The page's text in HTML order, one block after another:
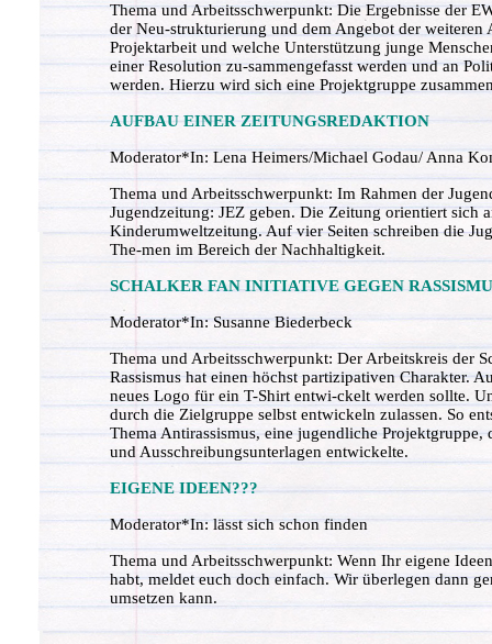
Thema und Arbeitsschwerpunkt: Die Ergebnisse der
der Neu-strukturierung und dem Angebot der weiteren
Projektarbeit und welche Unterstützung junge
einer Resolution zu-sammengefasst werden und an
werden. Hierzu wird sich eine Projektgruppe
AUFBAU EINER ZEITUNGSREDAKTION
Moderator*In: Lena Heimers/Michael Godau/ Anna
Thema und Arbeitsschwerpunkt: Im Rahmen der
Jugendzeitung: JEZ geben. Die Zeitung orientiert sich
Kinderumweltzeitung. Auf vier Seiten schreiben die
The-men im Bereich der Nachhaltigkeit.
SCHALKER FAN INITIATIVE GEGEN
Moderator*In: Susanne Biederbeck
Thema und Arbeitsschwerpunkt: Der Arbeitskreis der
Rassismus hat einen höchst partizipativen Charakter.
neues Logo für ein T-Shirt entwi-ckelt werden sollte.
durch die Zielgruppe selbst entwickeln zulassen. So
Thema Antirassismus, eine jugendliche Projektgruppe,
und Ausschreibungsunterlagen entwickelte.
EIGENE IDEEN???
Moderator*In: lässt sich schon finden
Thema und Arbeitsschwerpunkt: Wenn Ihr eigene
habt, meldet euch doch einfach. Wir überlegen dann
umsetzen kann.